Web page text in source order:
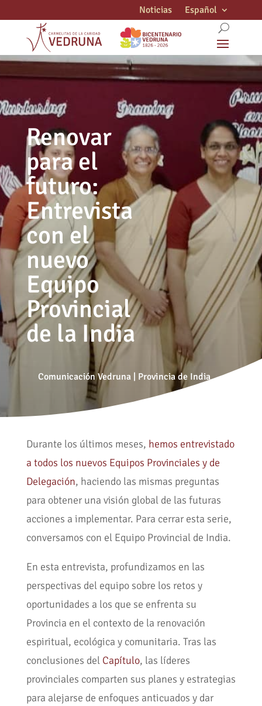
Noticias Español
Renovar
para el
futuro:
Entrevista
con el
nuevo
Equipo
Provincial
de la India
Comunicación Vedruna| Provincia de India
Durante los últimos meses, hemos entrevistado
a todos los nuevos Equipos Provinciales y de
Delegación, haciendo las mismas preguntas
para obtener una visión global de las futuras
acciones a implementar. Para cerrar esta serie,
conversamos con el Equipo Provincial de India.
En esta entrevista, profundizamos en las
perspectivas del equipo sobre los retos y
oportunidades a los que se enfrenta su
Provincia en el contexto de la renovación
espiritual, ecológica y comunitaria. Tras las
conclusiones del Capítulo, las líderes
provinciales comparten sus planes y estrategias
para alejarse de enfoques anticuados y dar